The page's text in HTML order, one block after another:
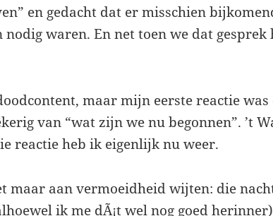
en gedacht dat er misschien
nodig waren. En net toen we dat gesprek
maar mijn eerste reactie
van “wat zijn we nu begonnen”. ’t
reactie heb ik eigenlijk nu weer.
maar aan vermoeidheid wijten: die
ik me dÃ¡t wel nog goed